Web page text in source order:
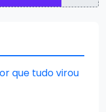
que tudo virou